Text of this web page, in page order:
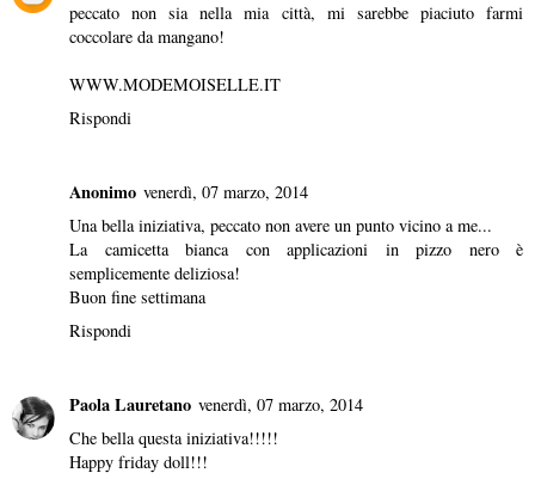
peccato non sia nella mia città, mi sarebbe piaciuto farmi
coccolare da mangano!
WWW.MODEMOISELLE.IT
Rispondi
Anonimo venerdì, 07 marzo, 2014
Una bella iniziativa, peccato non avere un punto vicino a me...
La camicetta bianca con applicazioni in pizzo nero è
semplicemente deliziosa!
Buon fine settimana
Rispondi
Paola Lauretano venerdì, 07 marzo, 2014
Che bella questa iniziativa!!!!!
Happy friday doll!!!